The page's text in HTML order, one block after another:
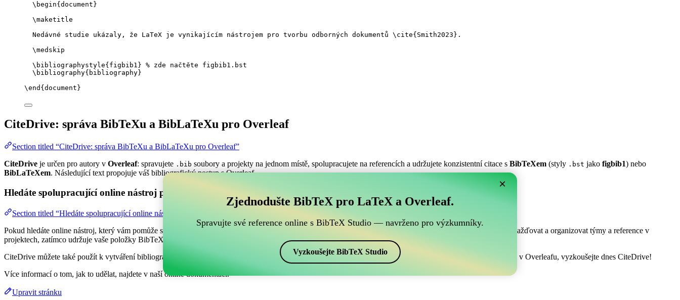
\begin{ document }
\maketitle
Nedávné studie ukázaly, že LaTeX je vynikajícím nástrojem pro tvorbu odborných dokumentů \cite{ Smith2023 }.
\medskip
\bibliographystyle{figbib1} % zde načtěte figbib1.bst
\bibliography{bibliography}
\end { document }
CiteDrive: správa BibTeXu a BibLaTeXu pro Overleaf
Section titled “CiteDrive: správa BibTeXu a BibLaTeXu pro Overleaf”
CiteDrive je určen pro autory v Overleaf: spravujete .bib soubory a projekty na jednom místě, spolupracujete na referencích a udržujete konzistentní citace s BibTeXem (styly .bst jako figbib1) nebo
BibLaTeXem. Následující text propojuje váš bibliografický postup s Overleaf.
Hledáte spolupracující online nástroj pro správu vašich BibTeX referencí, který je kompatibilní s Overleafem?
Section titled “Hledáte spolupracující online nástroj pro správu vašich BibTeX referencí, který je kompatibilní s Overleafem?”
Pokud hledáte online nástroj, který vám pomůže spravovat vaše reference, citace a bibliografii v Overleafu, CiteDrive může být dokonalý! Umožňuje vám shromažďovat a organizovat týmy a reference v
projektech, zatímco udržuje vaše položky BibTeX aktuální ve vašem projektu Overleafu.
CiteDrive můžete také použít k vytváření bibliografií a citací v různých stylech, včetně figbib1. Pokud tedy hledáte snadný způsob, jak spravovat vaši bibliografii v Overleafu, vyzkoušejte dnes CiteDrive!
Více informací o tom, jak to udělat, najdete v naší online dokumentaci.
Upravit stránku
×
Zjednodušte BibTeX pro LaTeX a Overleaf.
Spravujte své reference online s BibTeX Studio — navrženo pro výzkumníky.
Vyzkoušejte BibTeX Studio